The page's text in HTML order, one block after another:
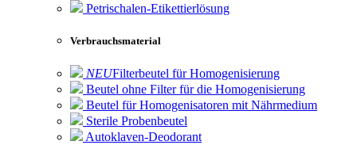
Petrischalen-Etikettierlösung
Verbrauchsmaterial
NEUFilterbeutel für Homogenisierung
Beutel ohne Filter für die Homogenisierung
Beutel für Homogenisatoren mit Nährmedium
Sterile Probenbeutel
Autoklaven-Deodorant